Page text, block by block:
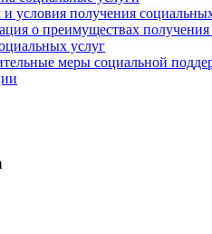
условия получения
о преимуществах
услуг
меры социальной